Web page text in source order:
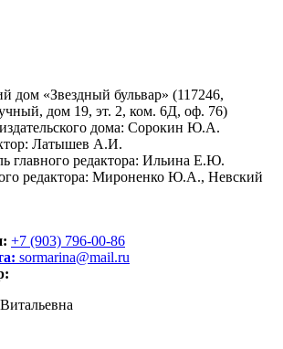
дом «Звездный бульвар» (117246,
дом 19, эт. 2, ком. 6Д, оф. 76)
дома: Сорокин Ю.А.
Латышев А.И.
главного редактора: Ильина Е.Ю.
редактора: Мироненко Ю.А., Невский
+7 (903) 796-00-86
sormarina@mail.ru